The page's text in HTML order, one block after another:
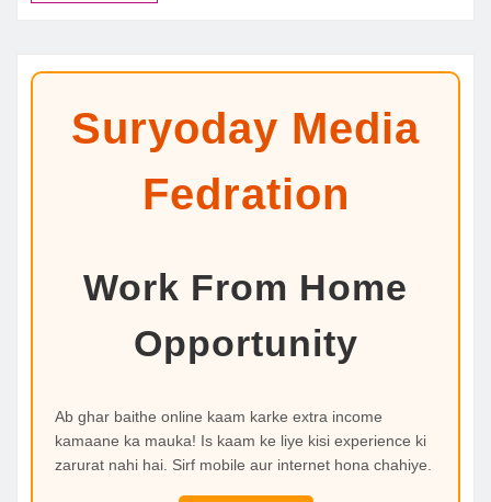
Suryoday Media
Fedration
Work From Home
Opportunity
Ab ghar baithe online kaam karke extra income
kamaane ka mauka! Is kaam ke liye kisi experience ki
zarurat nahi hai. Sirf mobile aur internet hona chahiye.